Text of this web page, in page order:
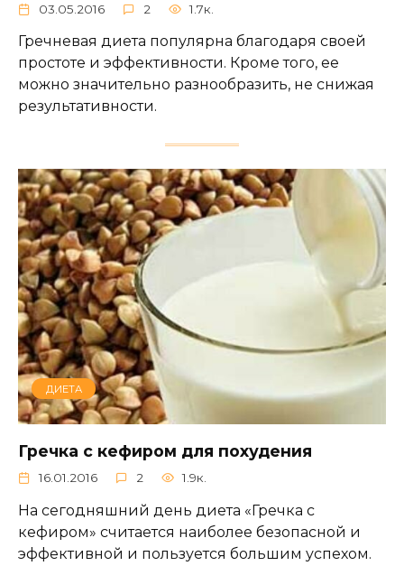
03.05.2016 2 1.7к.
Гречневая диета популярна благодаря своей
простоте и эффективности. Кроме того, ее
можно значительно разнообразить, не снижая
результативности.
ДИЕТА
Гречка с кефиром для похудения
16.01.2016 2 1.9к.
На сегодняшний день диета «Гречка с
кефиром» считается наиболее безопасной и
эффективной и пользуется большим успехом.